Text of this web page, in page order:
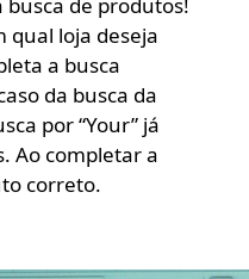
qual loja deseja
a busca
da busca da
por “Your” já
Ao completar a
correto.